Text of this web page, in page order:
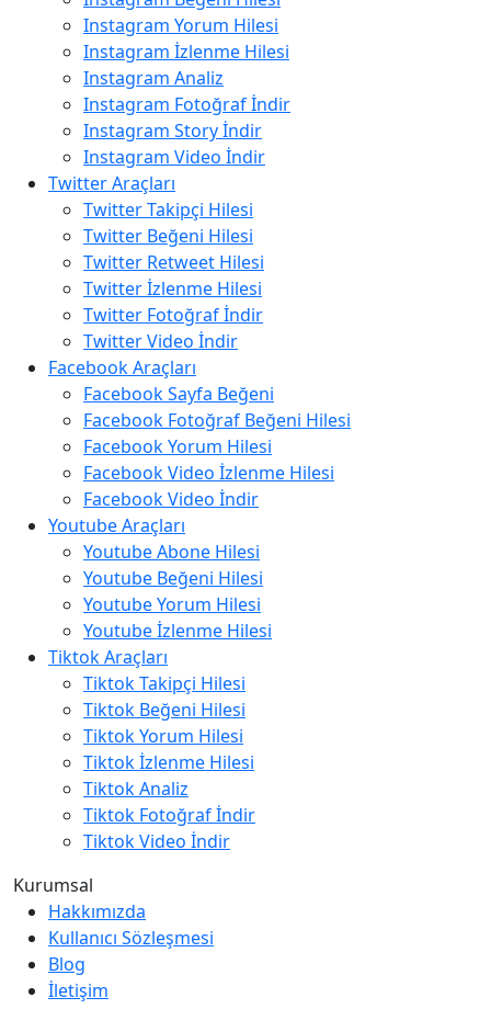
Instagram Yorum Hilesi
Instagram İzlenme Hilesi
Instagram Analiz
Instagram Fotoğraf İndir
Instagram Story İndir
Instagram Video İndir
Twitter Araçları
Twitter Takipçi Hilesi
Twitter Beğeni Hilesi
Twitter Retweet Hilesi
Twitter İzlenme Hilesi
Twitter Fotoğraf İndir
Twitter Video İndir
Facebook Araçları
Facebook Sayfa Beğeni
Facebook Fotoğraf Beğeni Hilesi
Facebook Yorum Hilesi
Facebook Video İzlenme Hilesi
Facebook Video İndir
Youtube Araçları
Youtube Abone Hilesi
Youtube Beğeni Hilesi
Youtube Yorum Hilesi
Youtube İzlenme Hilesi
Tiktok Araçları
Tiktok Takipçi Hilesi
Tiktok Beğeni Hilesi
Tiktok Yorum Hilesi
Tiktok İzlenme Hilesi
Tiktok Analiz
Tiktok Fotoğraf İndir
Tiktok Video İndir
Kurumsal
Hakkımızda
Kullanıcı Sözleşmesi
Blog
İletişim